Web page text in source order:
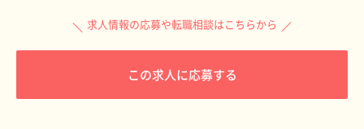
求人情報の応募や転職相談はこちらから
この求人に応募する